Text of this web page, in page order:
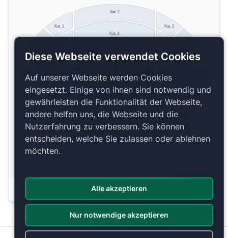
Kat. 1
Kat. 1
Kat. 1
Kat. 1
Kat. 2
Kat. 2
Kat. 4
Kat. 2
Kat. 2
Kat. 4
Plan anzeigen
Diese Webseite verwendet Cookies
Auf unserer Webseite werden Cookies
eingesetzt. Einige von ihnen sind notwendig und
gewährleisten die Funktionalität der Webseite,
andere helfen uns, die Webseite und die
Nutzerfahrung zu verbessern. Sie können
entscheiden, welche Sie zulassen oder ablehnen
möchten.
Alle akzeptieren
Nur notwendige akzeptieren